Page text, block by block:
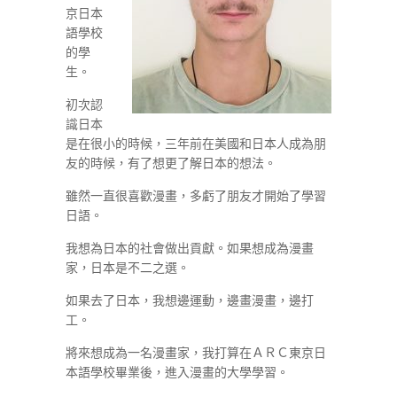
京日本
語學校
的學
生。
初次認
識日本
是在很小的時候，三年前在美國和日本人成為朋
友的時候，有了想更了解日本的想法。
雖然一直很喜歡漫畫，多虧了朋友才開始了學習
日語。
我想為日本的社會做出貢獻。如果想成為漫畫
家，日本是不二之選。
如果去了日本，我想邊運動，邊畫漫畫，邊打
工。
將來想成為一名漫畫家，我打算在ＡＲＣ東京日
本語學校畢業後，進入漫畫的大學學習。